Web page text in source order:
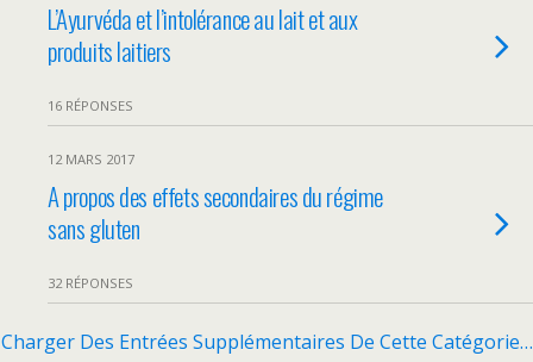
L’Ayurvéda et l’intolérance au lait et aux
produits laitiers
16 RÉPONSES
12 MARS 2017
A propos des effets secondaires du régime
sans gluten
32 RÉPONSES
Charger Des Entrées Supplémentaires De Cette Catégorie…